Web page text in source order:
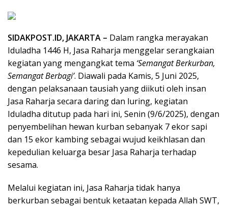
SIDAKPOST.ID, JAKARTA – Dalam rangka merayakan
Iduladha 1446 H, Jasa Raharja menggelar serangkaian
kegiatan yang mengangkat tema ‘Semangat Berkurban,
Semangat Berbagi’. Diawali pada Kamis, 5 Juni 2025,
dengan pelaksanaan tausiah yang diikuti oleh insan
Jasa Raharja secara daring dan luring, kegiatan
Iduladha ditutup pada hari ini, Senin (9/6/2025), dengan
penyembelihan hewan kurban sebanyak 7 ekor sapi
dan 15 ekor kambing sebagai wujud keikhlasan dan
kepedulian keluarga besar Jasa Raharja terhadap
sesama.
Melalui kegiatan ini, Jasa Raharja tidak hanya
berkurban sebagai bentuk ketaatan kepada Allah SWT,